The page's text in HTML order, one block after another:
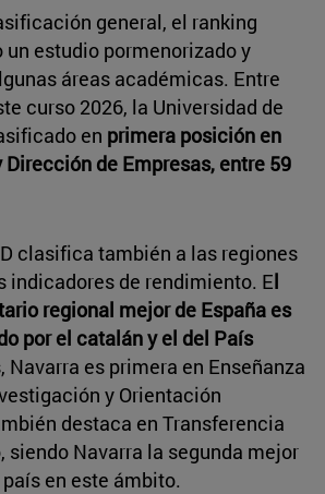
general, el ranking
un estudio pormenorizado y
áreas académicas. Entre
curso 2026, la Universidad de
en primera posición en
de Empresas, entre 59
clasifica también a las regiones
indicadores de rendimiento. El
regional mejor de España es
por el catalán y el del País
Navarra es primera en Enseñanza
y Orientación
destaca en Transferencia
siendo Navarra la segunda mejor
en este ámbito.